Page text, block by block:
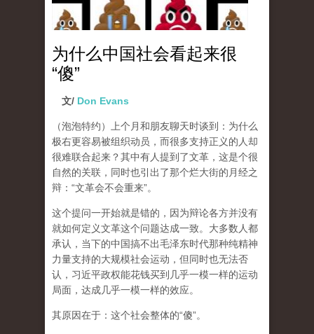
为什么中国社会看起来很
“傻”
文/ Don Evans
（泡泡特约）
上个月和朋友聊天时谈到：为什么
极右更容易被组织动员，而很多支持正义的人却
很难联合起来？其中有人提到了文革，这是个很
自然的关联，同时也引出了那个烂大街的月经之
辩：“文革会不会重来”。
这个提问一开始就是错的，因为辩论各方并没有
就如何定义文革这个问题达成一致。大多数人都
承认，当下的中国搞不出毛泽东时代那种纯精神
力量支持的大规模社会运动，但同时也无法否
认，习近平政权能花钱买到几乎一模一样的运动
局面，达成几乎一模一样的效应。
其原因在于：这个社会整体的“傻”。